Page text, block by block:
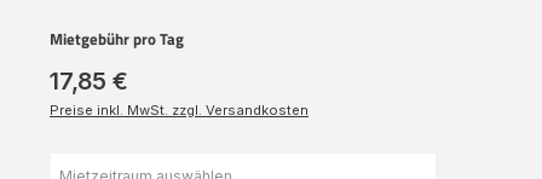
Mietgebühr pro Tag
17,85 €
Preise inkl. MwSt. zzgl. Versandkosten